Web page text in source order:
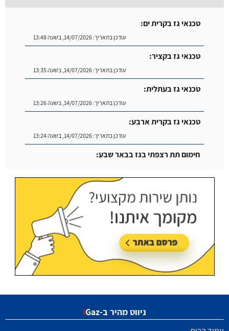
טכנאי גז בקרית ים:
עודכן בתאריך:14/07/2026, בשעה 13:48
טכנאי גז בקציר:
עודכן בתאריך:14/07/2026, בשעה 13:35
טכנאי גז בעתלית:
עודכן בתאריך:14/07/2026, בשעה 13:26
טכנאי גז בקרית ארבע:
עודכן בתאריך:14/07/2026, בשעה 13:24
חימום תת רצפתי בגז בבאר שבע:
ניווט מהיר ב- iGaz